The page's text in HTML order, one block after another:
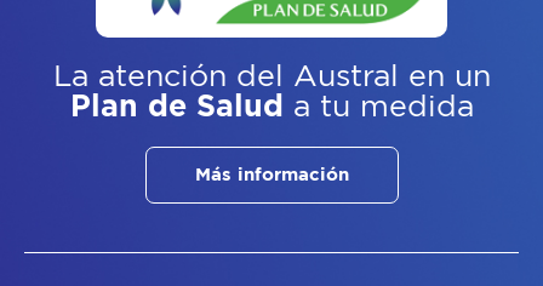
La atención del Austral
en un
Plan de Salud a tu medida
Más información